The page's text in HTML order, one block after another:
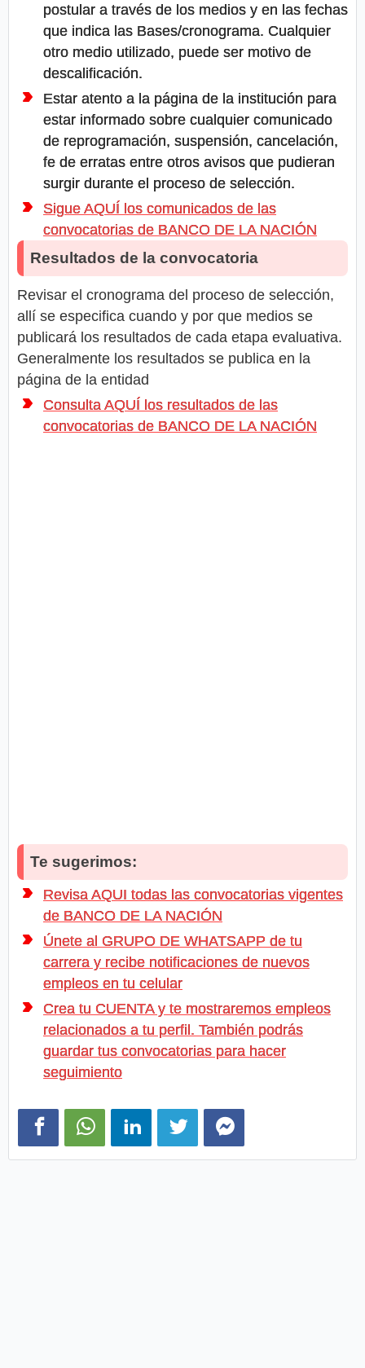
postular a través de los medios y en las fechas
que indica las Bases/cronograma. Cualquier
otro medio utilizado, puede ser motivo de
descalificación.
Estar atento a la página de la institución para
estar informado sobre cualquier comunicado
de reprogramación, suspensión, cancelación,
fe de erratas entre otros avisos que pudieran
surgir durante el proceso de selección.
Sigue AQUÍ los comunicados de las
convocatorias de BANCO DE LA NACIÓN
Resultados de la convocatoria
Revisar el cronograma del proceso de selección,
allí se especifica cuando y por que medios se
publicará los resultados de cada etapa evaluativa.
Generalmente los resultados se publica en la
página de la entidad
Consulta AQUÍ los resultados de las
convocatorias de BANCO DE LA NACIÓN
Te sugerimos:
Revisa AQUI todas las convocatorias vigentes
de BANCO DE LA NACIÓN
Únete al GRUPO DE WHATSAPP de tu
carrera y recibe notificaciones de nuevos
empleos en tu celular
Crea tu CUENTA y te mostraremos empleos
relacionados a tu perfil. También podrás
guardar tus convocatorias para hacer
seguimiento